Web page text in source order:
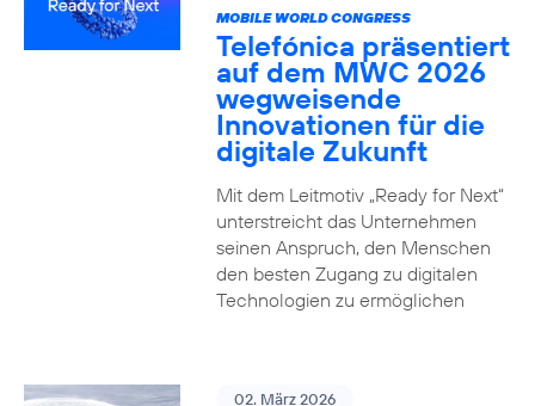
MOBILE WORLD CONGRESS
Telefónica präsentiert
auf dem MWC 2026
wegweisende
Innovationen für die
digitale Zukunft
Mit dem Leitmotiv „Ready for Next“
unterstreicht das Unternehmen
seinen Anspruch, den Menschen
den besten Zugang zu digitalen
Technologien zu ermöglichen
02. März 2026